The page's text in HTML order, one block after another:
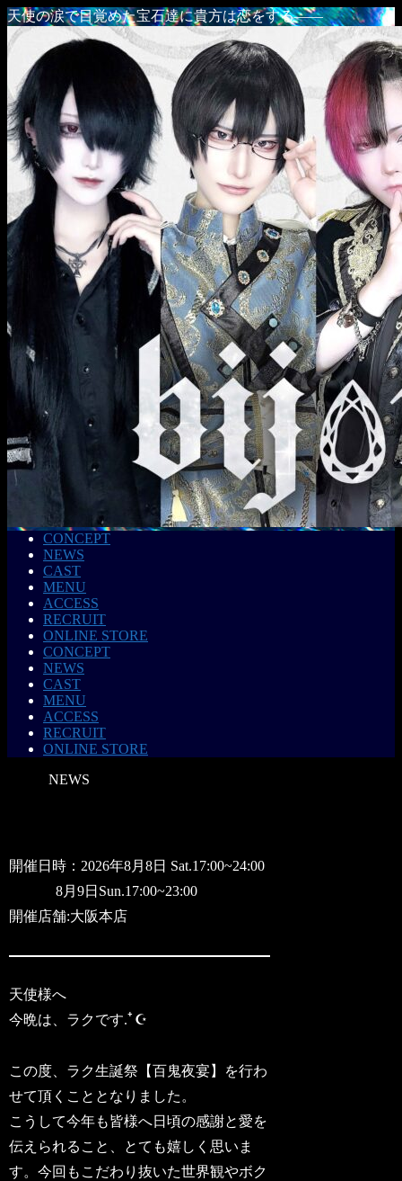
天使の涙で目覚めた宝石達に貴方は恋をする――
CONCEPT
NEWS
CAST
MENU
ACCESS
RECRUIT
ONLINE STORE
CONCEPT
NEWS
CAST
MENU
ACCESS
RECRUIT
ONLINE STORE
NEWS
開催日時：2026年8月8日 Sat.17:00~24:00
8月9日Sun.17:00~23:00
開催店舗:大阪本店
天使様へ
今晩は、ラクです. ໋☪︎
この度、ラク生誕祭【百鬼夜宴】を行わ
せて頂くこととなりました。
こうして今年も皆様へ日頃の感謝と愛を
伝えられること、とても嬉しく思いま
す。今回もこだわり抜いた世界観やボク